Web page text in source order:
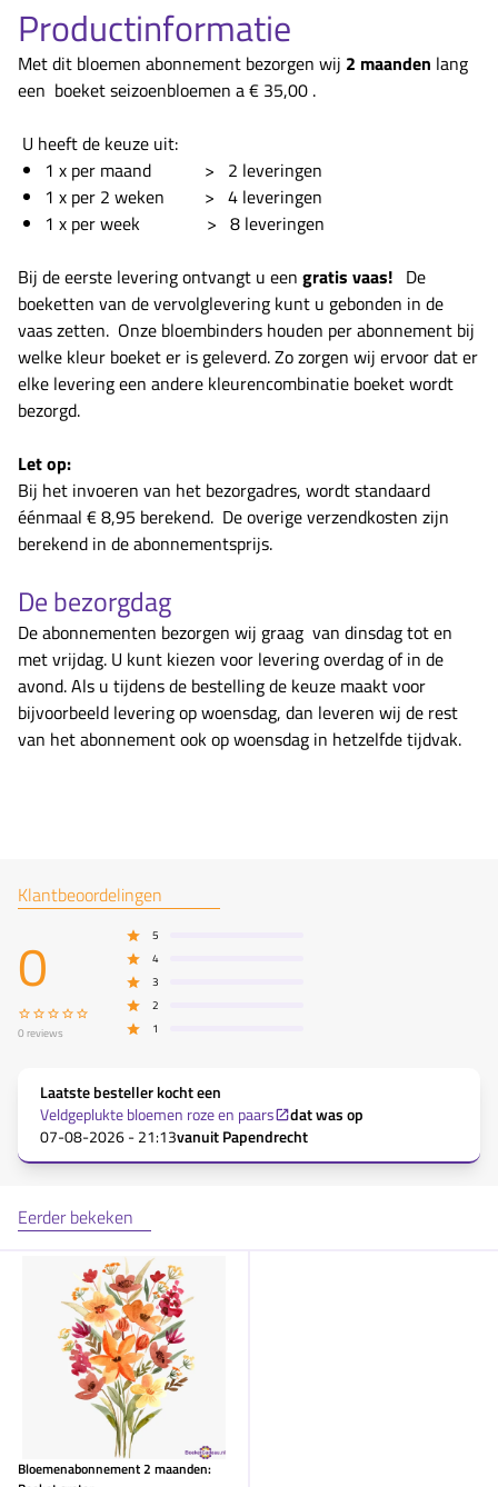
Productinformatie
Met dit bloemen abonnement bezorgen wij 2 maanden lang
een boeket seizoenbloemen a € 35,00 .
U heeft de keuze uit:
1 x per maand > 2 leveringen
1 x per 2 weken > 4 leveringen
1 x per week > 8 leveringen
Bij de eerste levering ontvangt u een gratis vaas! De
boeketten van de vervolglevering kunt u gebonden in de
vaas zetten. Onze bloembinders houden per abonnement bij
welke kleur boeket er is geleverd. Zo zorgen wij ervoor dat er
elke levering een andere kleurencombinatie boeket wordt
bezorgd.
Let op:
Bij het invoeren van het bezorgadres, wordt standaard
éénmaal € 8,95 berekend. De overige verzendkosten zijn
berekend in de abonnementsprijs.
De bezorgdag
De abonnementen bezorgen wij graag van dinsdag tot en
met vrijdag. U kunt kiezen voor levering overdag of in de
avond. Als u tijdens de bestelling de keuze maakt voor
bijvoorbeeld levering op woensdag, dan leveren wij de rest
van het abonnement ook op woensdag in hetzelfde tijdvak.
Klantbeoordelingen
0
0 reviews
5
4
3
2
1
Laatste besteller kocht een
Veldgeplukte bloemen roze en paars
dat was op
07-08-2026 - 21:13vanuitPapendrecht
Eerder bekeken
Bloemenabonnement 2 maanden: